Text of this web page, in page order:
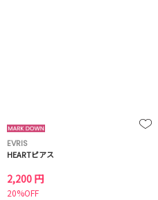
EVRIS
HEARTピアス
2,200 円
20%OFF